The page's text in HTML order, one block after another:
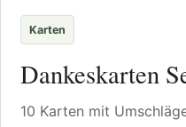
Karten
Dankeskarten
10 Karten mit